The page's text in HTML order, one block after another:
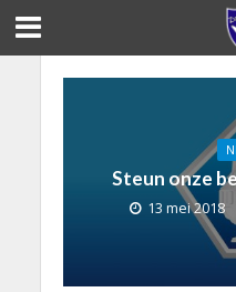
Steun onze
13 mei 2018